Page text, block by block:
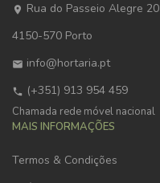
Rua do Passeio Alegre 20
4150-570 Porto
info@hortaria.pt
(+351) 913 954 459
Chamada rede móvel nacional
MAIS INFORMAÇÕES
Termos & Condições